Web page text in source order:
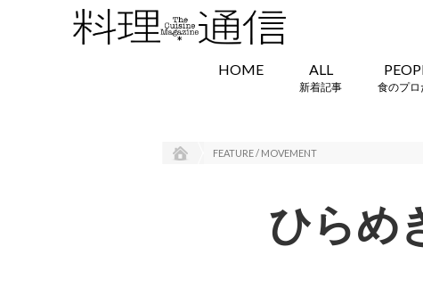
HOME ALL
新着記事 食のプロ
FEATURE / MOVEMENT
ひらめ